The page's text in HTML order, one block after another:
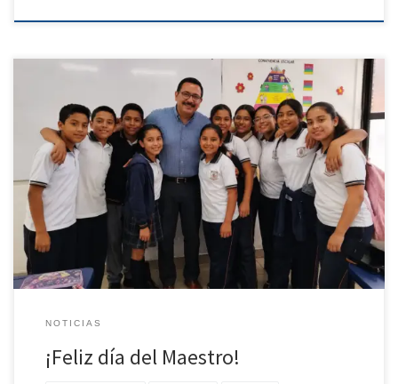
En el marco de la celebración del Día del Maestro, la Escuela
Normal Superior de Chiapas reconoce y honra la labor de sus
docentes, quienes con profesionalismo, vocación y compromiso
contribuyen a la formación de nuevas generaciones. Su
dedicación fortalece la educación y deja una huella significativa
en la sociedad. Expresamos nuestro más sincero agradecimiento y
felicitación a todas y todos los maestros en su día.
NOTICIAS
¡Feliz día del Maestro!